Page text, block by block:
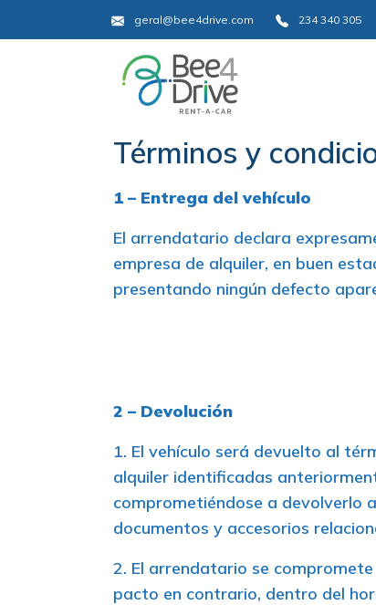
geral@bee4drive.com 234 340 305
Términos y
1 – Entrega del vehículo
El arrendatario declara
empresa de alquiler, en buen
presentando ningún defecto
2 – Devolución
1. El vehículo será devuelto al
alquiler identificadas
comprometiéndose a devolverlo
documentos y accesorios
2. El arrendatario se
pacto en contrario, dentro del